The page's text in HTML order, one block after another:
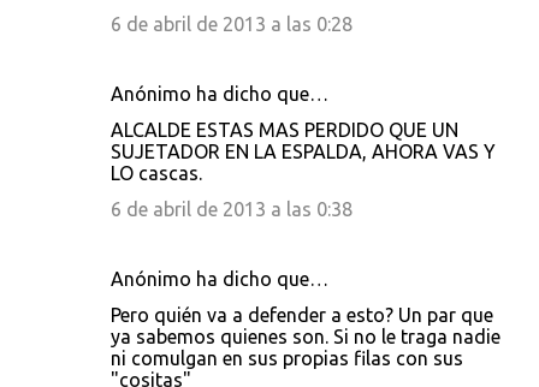
6 de abril de 2013 a las 0:28
Anónimo ha dicho que…
ALCALDE ESTAS MAS PERDIDO QUE UN
SUJETADOR EN LA ESPALDA, AHORA VAS Y
LO cascas.
6 de abril de 2013 a las 0:38
Anónimo ha dicho que…
Pero quién va a defender a esto? Un par que
ya sabemos quienes son. Si no le traga nadie
ni comulgan en sus propias filas con sus
"cositas"